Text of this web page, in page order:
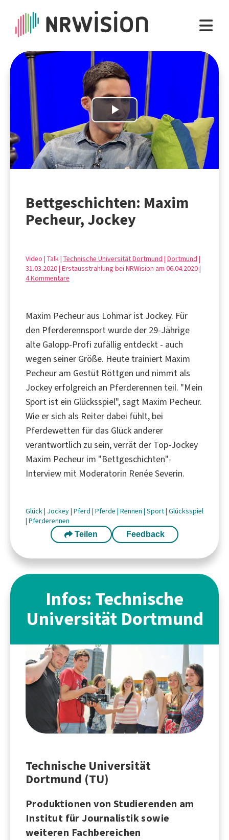
Play
Video
Bettgeschichten: Maxim
Pecheur, Jockey
Video | Talk | Technische Universität Dortmund | Dortmund |
31.03.2020 | Erstausstrahlung bei NRWision am 06.04.2020 |
4 Kommentare
Maxim Pecheur aus Lohmar ist Jockey. Für
den Pferderennsport wurde der 29-Jährige
alte Galopp-Profi zufällig entdeckt - auch
wegen seiner Größe. Heute trainiert Maxim
Pecheur am Gestüt Röttgen und nimmt als
Jockey erfolgreich an Pferderennen teil. "Mein
Sport ist ein Glücksspiel", sagt Maxim Pecheur.
Wie er sich als Reiter dabei fühlt, bei
Pferdewetten für das Glück anderer
verantwortlich zu sein, verrät der Top-Jockey
Maxim Pecheur im "Bettgeschichten"-
Interview mit Moderatorin Renée Severin.
Glück| Jockey| Pferd | Pferde | Rennen | Sport| Glücksspiel
| Pferderennen
Teilen Feedback
Infos: Technische
Universität Dortmund
Technische Universität
Dortmund (TU)
Produktionen von Studierenden am
Institut für Journalistik sowie
weiteren Fachbereichen